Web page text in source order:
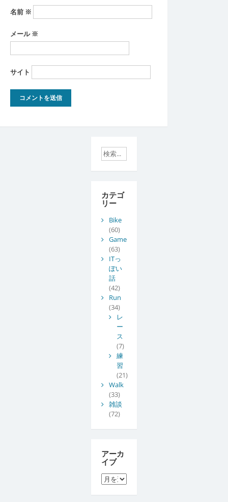
名前 ※
メール ※
サイト
カテゴ
リー
Bike
(60)
Game
(63)
ITっ
ぽい
話
(42)
Run
(34)
レ
ー
ス
(7)
練
習
(21)
Walk
(33)
雑談
(72)
アーカ
イブ
ア
ー
カ